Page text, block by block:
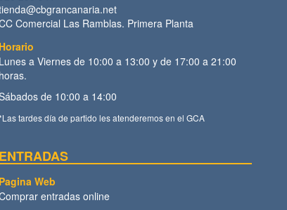
Comercial Las Ramblas. Primera Planta
Horario
Lunes a Viernes de 10:00 a 13:00 y de 17:00 a 21:00
horas.
de 10:00 a 14:00
tardes día de partido les atenderemos en el GCA
ENTRADAS
Pagina Web
entradas online